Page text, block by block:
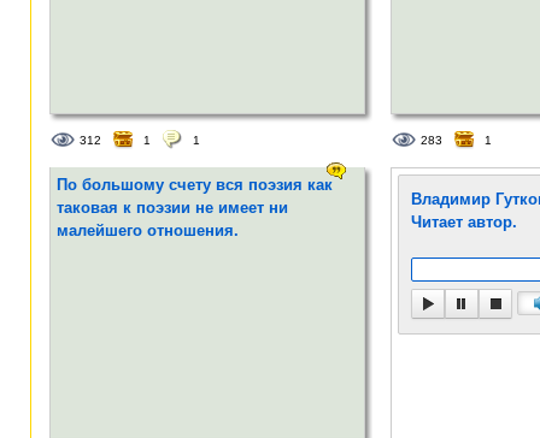
312 1 1 283 1
По большому счету вся поэзия как
таковая к поэзии не имеет ни
малейшего отношения.
Владимир
Читает автор.